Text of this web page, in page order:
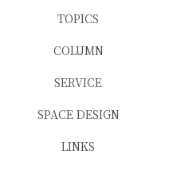
TOPICS
COLUMN
SERVICE
SPACE DESIGN
LINKS